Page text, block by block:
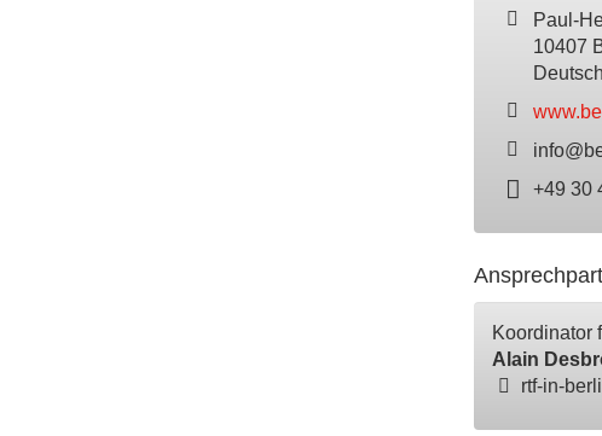
Paul-
10407
+49 30
Koordinator
Alain
rtf-in-